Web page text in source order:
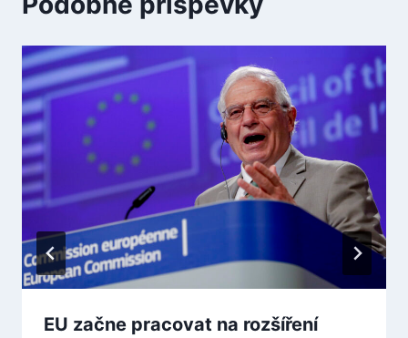
EU začne pracovat na rozšíření